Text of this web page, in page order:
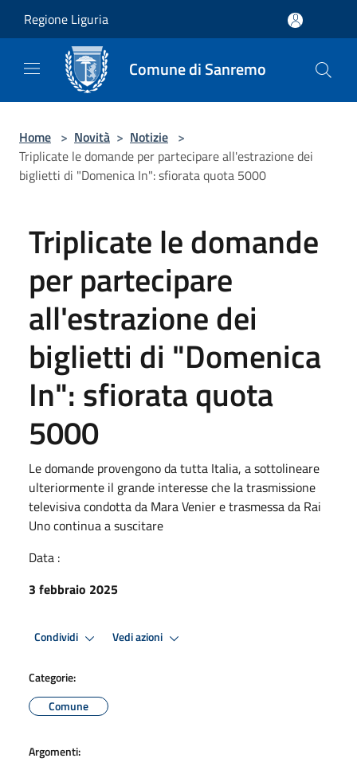
Regione Liguria
Comune di Sanremo
Home > Novità > Notizie >
Triplicate le domande per partecipare all'estrazione dei
biglietti di "Domenica In": sfiorata quota 5000
Triplicate le domande
per partecipare
all'estrazione dei
biglietti di "Domenica
In": sfiorata quota
5000
Le domande provengono da tutta Italia, a sottolineare
ulteriormente il grande interesse che la trasmissione
televisiva condotta da Mara Venier e trasmessa da Rai
Uno continua a suscitare
Data :
3 febbraio 2025
Condividi Vedi azioni
Categorie:
Comune
Argomenti: